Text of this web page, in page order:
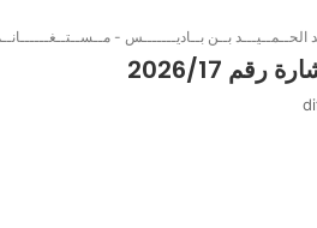
الحــمــيـــد بــن بــاديـــــــس -
2026/17